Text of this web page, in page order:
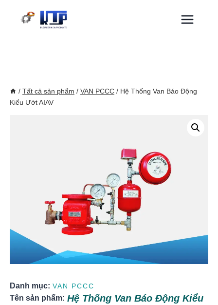
/ Tất cả sản phẩm / VAN PCCC / Hệ Thống Van Báo Động
Kiểu Ướt AIAV
Danh mục: VAN PCCC
Tên sản phẩm: Hệ Thống Van Báo Động Kiểu